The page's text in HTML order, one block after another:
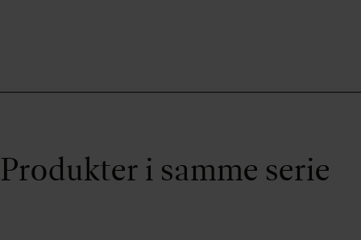
Produkter i samme serie